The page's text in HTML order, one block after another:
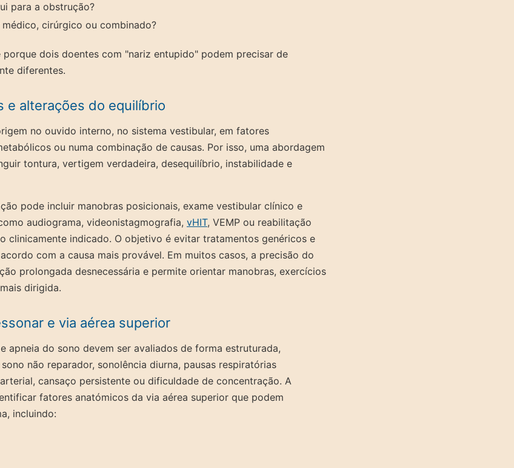
para a obstrução?
cirúrgico ou combinado?
porque dois doentes com "nariz entupido" podem precisar de
diferentes.
e alterações do equilíbrio
no ouvido interno, no sistema vestibular, em fatores
ou numa combinação de causas. Por isso, uma abordagem
tontura, vertigem verdadeira, desequilíbrio, instabilidade e
pode incluir manobras posicionais, exame vestibular clínico e
audiograma, videonistagmografia, vHIT, VEMP ou reabilitação
clinicamente indicado. O objetivo é evitar tratamentos genéricos e
com a causa mais provável. Em muitos casos, a precisão do
prolongada desnecessária e permite orientar manobras, exercícios
dirigida.
e via aérea superior
apneia do sono devem ser avaliados de forma estruturada,
não reparador, sonolência diurna, pausas respiratórias
cansaço persistente ou dificuldade de concentração. A
fatores anatómicos da via aérea superior que podem
incluindo: